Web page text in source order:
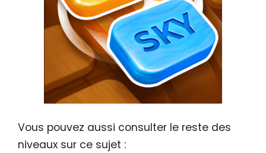
Vous pouvez aussi consulter le reste des
niveaux sur ce sujet :